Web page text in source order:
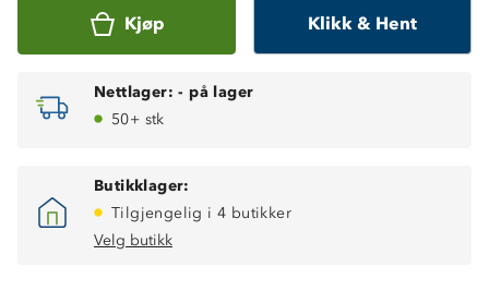
Kjøp Klikk & Hent
Nettlager: - på lager
50+ stk
Butikklager:
Tilgjengelig i 4 butikker
Velg butikk